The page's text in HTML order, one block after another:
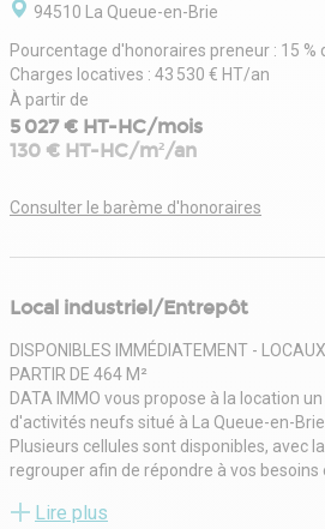
94510 La Queue-en-Brie
Pourcentage d'honoraires preneur : 15 %
Charges locatives : 43 530 € HT/an
À partir de
5 027 € HT-HC/mois
130 € HT-HC/m²/an
Consulter le barème d'honoraires
Local industriel/Entrepôt
DISPONIBLES IMMÉDIATEMENT -
PARTIR DE 464 M²
DATA IMMO vous propose à la location
d'activités neufs situé à La Queue-en-Brie.
Plusieurs cellules sont disponibles, avec
regrouper afin de répondre à vos besoins
R+1)Lire plus